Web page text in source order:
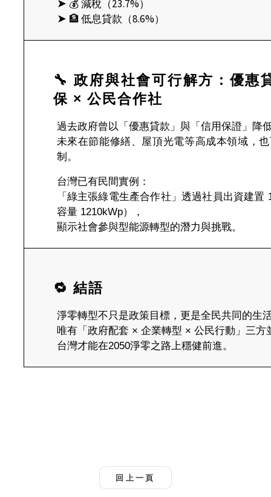
➤ 💰 減稅（23.7%）
➤ 🏦 低息貸款（8.6%）
🔧 政府與社會可行解方：優惠
保 × 公民合作社
過去政府曾以「優惠貸款」與「信用保證」降
未來在節能修繕、屋頂光電等高成本領域，
制。
台灣已有民間實例：
「綠主張綠電生產合作社」透過社員出資建置
容量 1210kWp），
顯示社會參與型能源轉型的潛力與挑戰。
🔁 結語
淨零轉型不只是政策目標，更是全民共同的生
唯有「政府配套 × 企業轉型 × 公民行動」三方
台灣才能在2050淨零之路上穩健前進。